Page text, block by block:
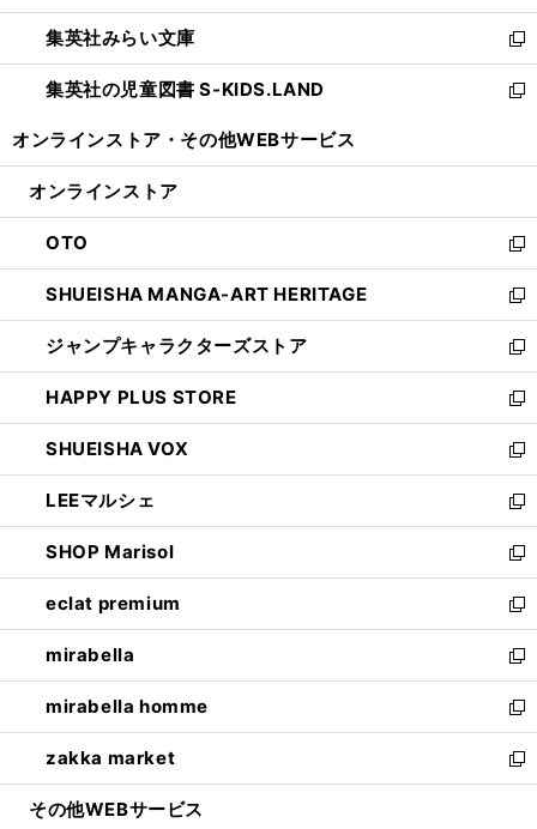
開
く
ウ
で
開
く
ン
ド
ウ
で
ウ
ィ
ン
ド
開
集英社みらい文庫
新
し
い
ン
ウ
で
開
く
集英社の児童図書 S-KIDS.LAND
新
ウ
ン
ド
ウ
で
開
く
オンラインストア・ その他WEBサービス
オンラインストア
OTO
新
し
い
ウ
ィ
ン
ド
ウ
で
開
く
SHUEISHA MANGA-ART HERITAGE
新
し
い
ウ
ィ
ン
ド
ウ
で
開
く
ジャンプキャラクターズストア
新
し
い
ウ
ィ
ン
ド
ウ
で
開
く
HAPPY PLUS STORE
新
し
い
ウ
ィ
ン
ド
ウ
で
開
く
SHUEISHA VOX
新
し
い
ウ
ィ
ン
ド
ウ
で
開
く
LEEマルシェ
新
し
い
ウ
ィ
ン
ド
ウ
で
開
く
SHOP Marisol
新
し
い
ウ
ィ
ン
ド
ウ
で
開
eclat premium
新
し
い
ウ
ィ
ン
ド
ウ
mirabella
新
し
い
ウ
ィ
ン
mirabella homme
新
し
い
ウ
zakka market
新
し
その他WEBサービス